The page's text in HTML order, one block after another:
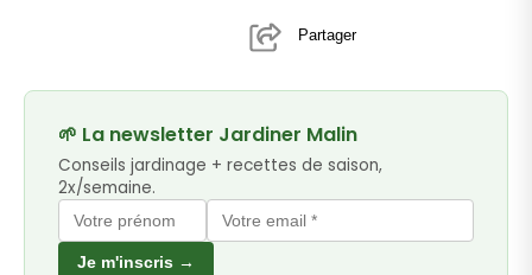
Partager
🌱 La newsletter Jardiner Malin
Conseils jardinage + recettes de saison,
2x/semaine.
Je m'inscris →